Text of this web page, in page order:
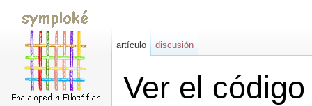
Ver el
artículo discusión